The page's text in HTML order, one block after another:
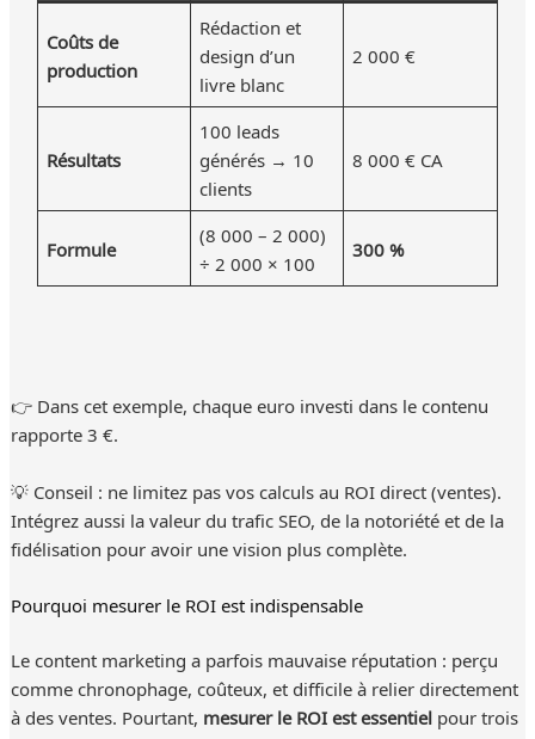
Coûts de
production
Rédaction et
design d’un
livre blanc
2 000 €
Résultats
100 leads
générés → 10
clients
8 000 € CA
Formule
(8 000 – 2 000)
÷ 2 000 × 100
300 %
👉 Dans cet exemple, chaque euro investi dans le contenu
rapporte 3 €.
💡 Conseil : ne limitez pas vos calculs au ROI direct (ventes).
Intégrez aussi la valeur du trafic SEO, de la notoriété et de la
fidélisation pour avoir une vision plus complète.
Pourquoi mesurer le ROI est indispensable
Le content marketing a parfois mauvaise réputation : perçu
comme chronophage, coûteux, et difficile à relier directement
à des ventes. Pourtant, mesurer le ROI est essentielpour trois